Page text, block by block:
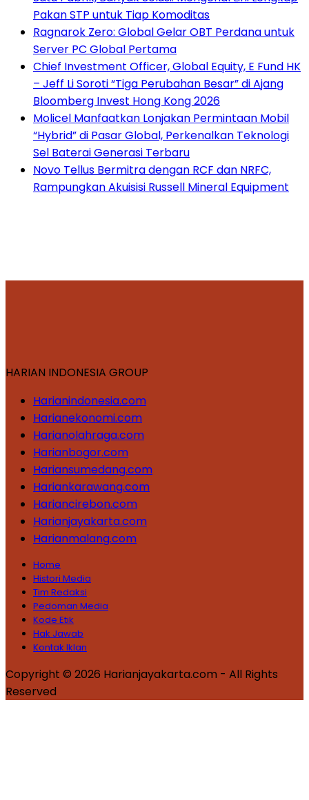
Pakan STP untuk Tiap Komoditas
Ragnarok Zero: Global Gelar OBT Perdana untuk
Server PC Global Pertama
Chief Investment Officer, Global Equity, E Fund HK
– Jeff Li Soroti “Tiga Perubahan Besar” di Ajang
Bloomberg Invest Hong Kong 2026
Molicel Manfaatkan Lonjakan Permintaan Mobil
“Hybrid” di Pasar Global, Perkenalkan Teknologi
Sel Baterai Generasi Terbaru
Novo Tellus Bermitra dengan RCF dan NRFC,
Rampungkan Akuisisi Russell Mineral Equipment
HARIAN INDONESIA GROUP
Harianindonesia.com
Harianekonomi.com
Harianolahraga.com
Harianbogor.com
Hariansumedang.com
Hariankarawang.com
Hariancirebon.com
Harianjayakarta.com
Harianmalang.com
Home
Histori Media
Tim Redaksi
Pedoman Media
Kode Etik
Hak Jawab
Kontak Iklan
Copyright © 2026 Harianjayakarta.com - All Rights
Reserved